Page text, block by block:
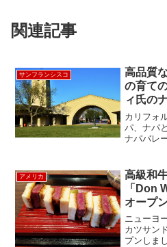
関連記事
サンフランシスコ
高品質
の育て
ィ氏の
ー
カリフォ
パ、ナパ
ナパバレ
ワインへ
学...
アメリカ
高級和
「Don
オープ
ニューヨ
カツサン
プンしま